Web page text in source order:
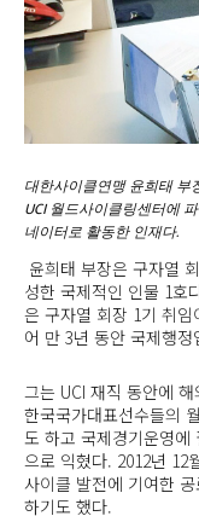
대한사이클연맹 윤희태 부
UCI 월드사이클링센터에
네이터로 활동한 인재다.
윤희태 부장은 구자열
성한 국제적인 인물 1호
은 구자열 회장 1기 취임
어 만 3년 동안 국제행
그는 UCI 재직 동안에
한국국가대표선수들의
도 하고 국제경기운영에
으로 익혔다. 2012년 12
사이클 발전에 기여한
하기도 했다.